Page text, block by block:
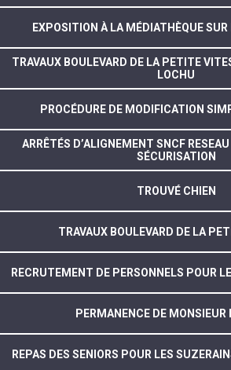
EXPOSITION À LA MÉDIATHÈQUE
TRAVAUX BOULEVARD DE LA PETITE
LOCHU
PROCÉDURE DE MODIFICATION
ARRÊTÉS D’ALIGNEMENT SNCF
SÉCURISATION
TROUVÉ CHIEN
TRAVAUX BOULEVARD DE LA
RECRUTEMENT DE PERSONNELS POUR
PERMANENCE DE MONSIEUR
REPAS DES SENIORS POUR LES